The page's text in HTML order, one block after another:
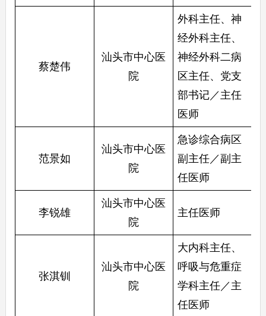
蔡楚伟
汕头市中心医
院
外科主任、神
经外科主任、
神经外科二病
区主任、党支
部书记／主任
医师
范景如
汕头市中心医
院
急诊综合病区
副主任／副主
任医师
李锐雄
汕头市中心医
院
主任医师
张淇钏
汕头市中心医
院
大内科主任、
呼吸与危重症
学科主任／主
任医师